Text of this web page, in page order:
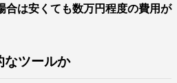
合は安くても数万円程度の費用が
なツールか